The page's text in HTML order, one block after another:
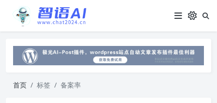
首页 标签 备案率